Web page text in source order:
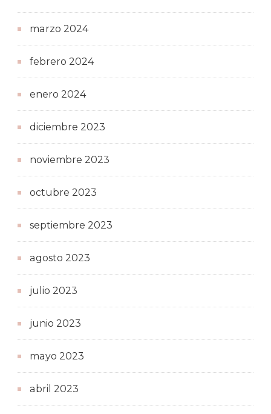
marzo 2024
febrero 2024
enero 2024
diciembre 2023
noviembre 2023
octubre 2023
septiembre 2023
agosto 2023
julio 2023
junio 2023
mayo 2023
abril 2023